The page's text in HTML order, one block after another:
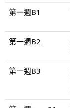
第一週B1
第一週B2
第一週B3